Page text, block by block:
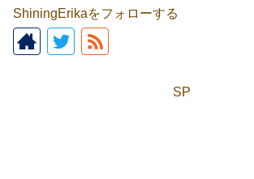
ShiningErikaをフォローする
SP